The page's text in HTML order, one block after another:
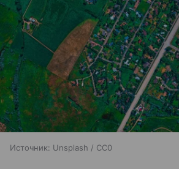
Источник: Unsplash / CC0